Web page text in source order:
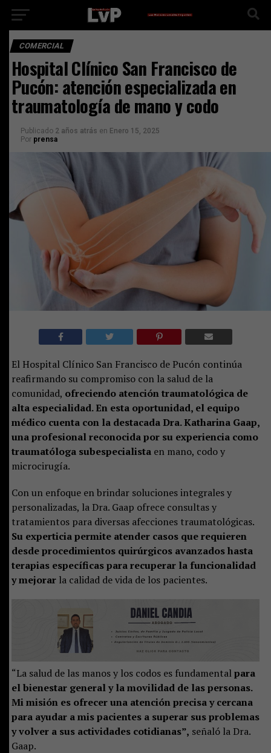
COMERCIAL
Hospital Clínico San Francisco de
Pucón: atención especializada en
traumatología de mano y codo
Publicado 2 años atrás en Enero 15, 2025
Por prensa
El Hospital Clínico San Francisco de Pucón continúa
reafirmando su compromiso con la salud de la
comunidad, ofreciendo atención traumatológica de
alta especialidad. En esta oportunidad, el equipo
médico cuenta con la destacada Dra. Katharina Gaap,
una profesional reconocida por su experiencia como
traumatóloga subespecialistaen mano, codo y
microcirugía.
Con un enfoque en brindar soluciones integrales y
personalizadas, la Dra. Gaap ofrece consultas y
tratamientos para diversas afecciones traumatológicas.
Su experticia permite atender casos que requieren
desde procedimientos quirúrgicos avanzados hasta
terapias específicas para recuperar la funcionalidad
y mejorarla calidad de vida de los pacientes.
“La salud de las manos y los codos es fundamentalpara
el bienestar general y la movilidad de las personas.
Mi misión es ofrecer una atención precisa y cercana
para ayudar a mis pacientes a superar sus problemas
y volver a sus actividades cotidianas”, señaló la Dra.
Gaap.